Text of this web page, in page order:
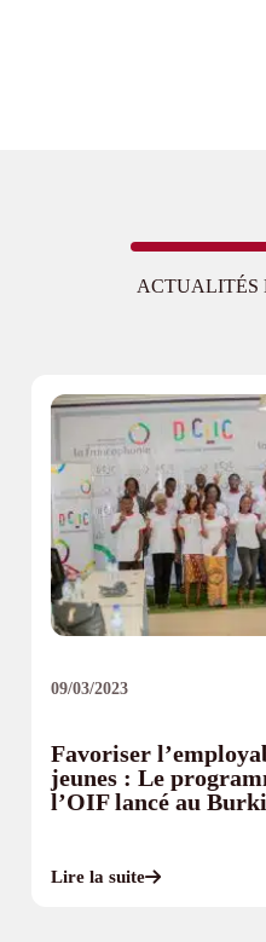
ACTUALITÉS
09/03/2023
Favoriser
jeunes : Le
l’OIF lancé au
Lire la suite